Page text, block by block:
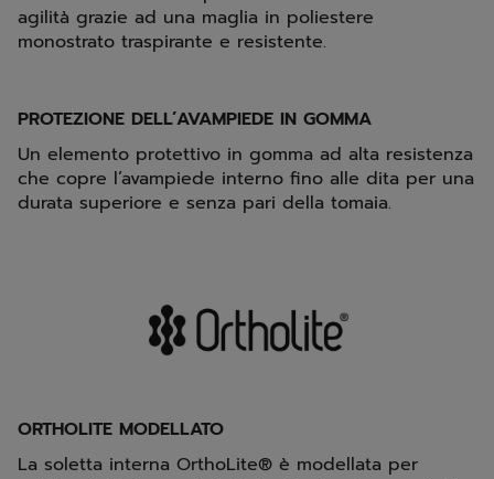
agilità grazie ad una maglia in poliestere
monostrato traspirante e resistente.
PROTEZIONE DELL’AVAMPIEDE IN GOMMA
Un elemento protettivo in gomma ad alta resistenza
che copre l’avampiede interno fino alle dita per una
durata superiore e senza pari della tomaia.
ORTHOLITE MODELLATO
La soletta interna OrthoLite® è modellata per